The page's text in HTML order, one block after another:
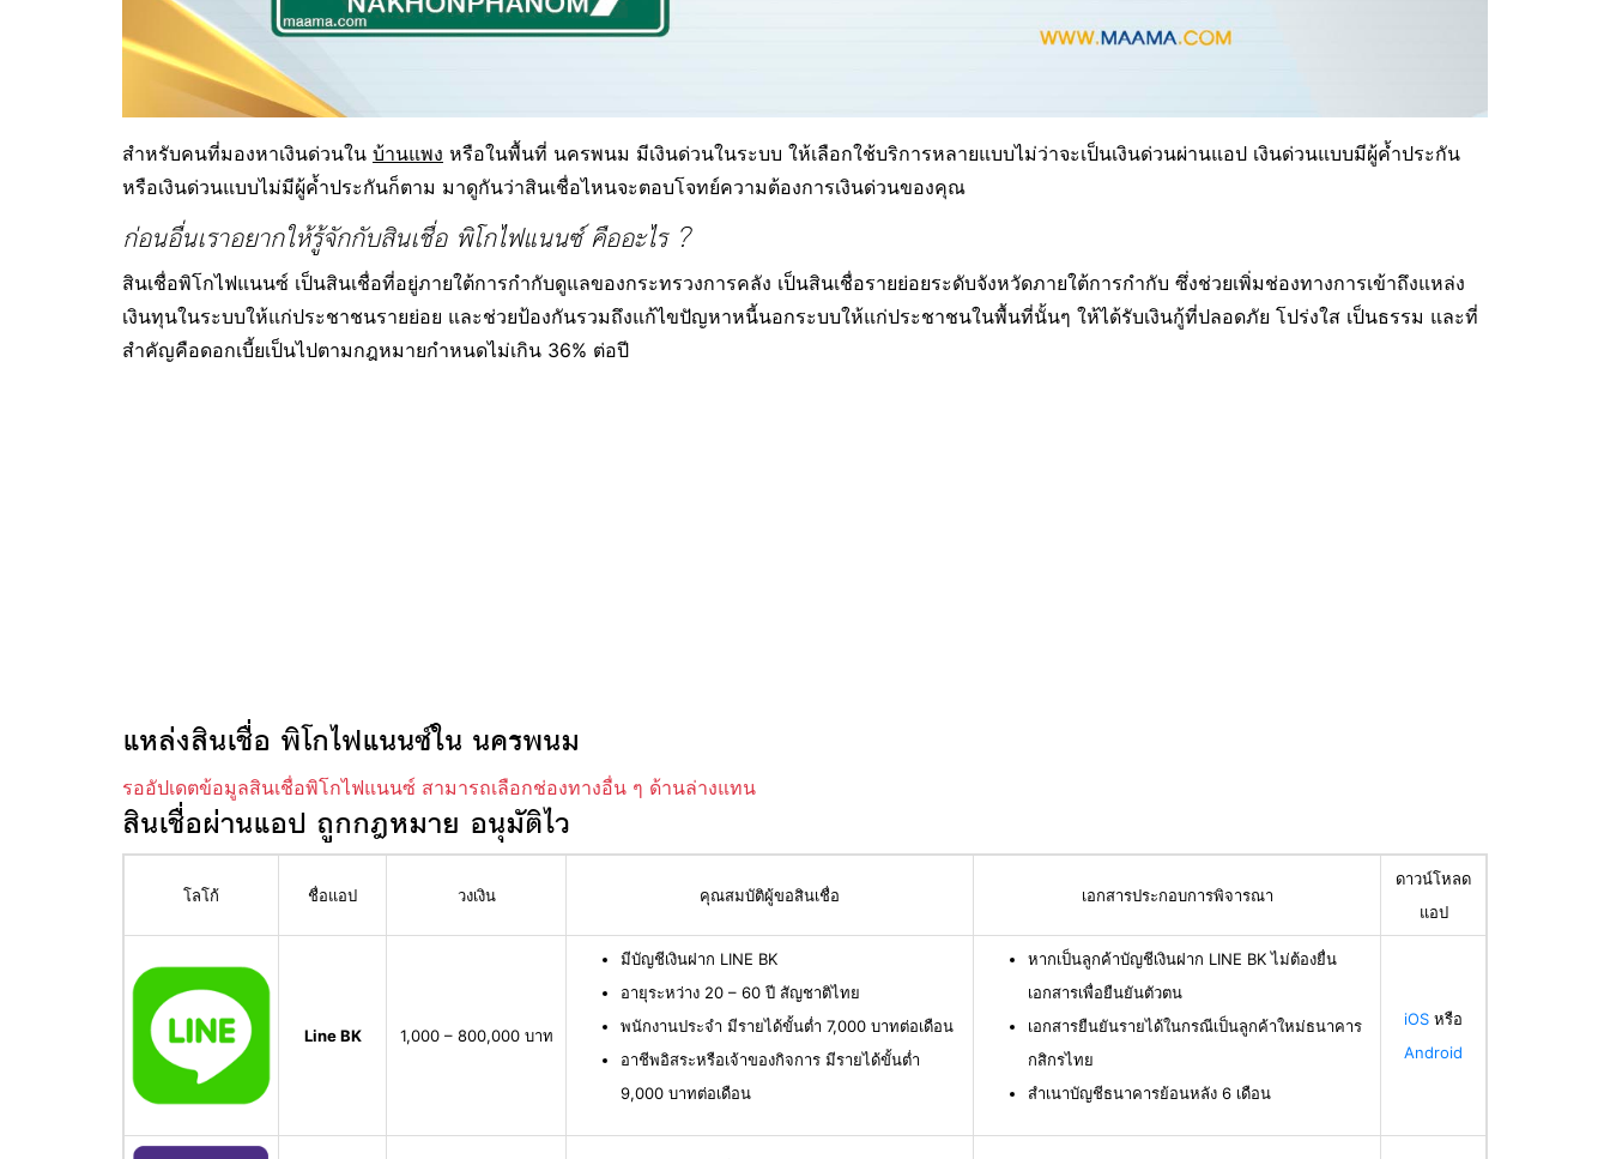
สำหรับคนที่มองหาเงินด่วนใน บ้านแพง หรือในพื้นที่ นครพนม มีเงินด่วนในระบบ ให้เลือกใช้บริการหลายแบบไม่ว่าจะเป็นเงินด่วนผ่านแอป เงินด่วนแบบมีผู้ค้ำประกัน
หรือเงินด่วนแบบไม่มีผู้ค้ำประกันก็ตาม มาดูกันว่าสินเชื่อไหนจะตอบโจทย์ความต้องการเงินด่วนของคุณ
ก่อนอื่นเราอยากให้รู้จักกับสินเชื่อ พิโกไฟแนนซ์ คืออะไร ?
สินเชื่อพิโกไฟแนนซ์ เป็นสินเชื่อที่อยู่ภายใต้การกำกับดูแลของกระทรวงการคลัง เป็นสินเชื่อรายย่อยระดับจังหวัดภายใต้การกำกับ ซึ่งช่วยเพิ่มช่องทางการเข้าถึงแหล่ง
เงินทุนในระบบให้แก่ประชาชนรายย่อย และช่วยป้องกันรวมถึงแก้ไขปัญหาหนี้นอกระบบให้แก่ประชาชนในพื้นที่นั้นๆ ให้ได้รับเงินกู้ที่ปลอดภัย โปร่งใส เป็นธรรม และที่
สำคัญคือดอกเบี้ยเป็นไปตามกฎหมายกำหนดไม่เกิน 36% ต่อปี
แหล่งสินเชื่อ พิโกไฟแนนซ์ใน นครพนม
รออัปเดตข้อมูลสินเชื่อพิโกไฟแนนซ์ สามารถเลือกช่องทางอื่น ๆ ด้านล่างแทน
สินเชื่อผ่านแอป ถูกกฎหมาย อนุมัติไว
โลโก้ ชื่อแอป วงเงิน คุณสมบัติผู้ขอสินเชื่อ เอกสารประกอบการพิจารณา
ดาวน์โหลด
แอป
Line BK 1,000 – 800,000 บาท
มีบัญชีเงินฝาก LINE BK
อายุระหว่าง 20 – 60 ปี สัญชาติไทย
พนักงานประจำ มีรายได้ขั้นต่ำ 7,000 บาทต่อเดือน
อาชีพอิสระหรือเจ้าของกิจการ มีรายได้ขั้นต่ำ
9,000 บาทต่อเดือน
หากเป็นลูกค้าบัญชีเงินฝาก LINE BK ไม่ต้องยื่น
เอกสารเพื่อยืนยันตัวตน
เอกสารยืนยันรายได้ในกรณีเป็นลูกค้าใหม่ธนาคาร
กสิกรไทย
สำเนาบัญชีธนาคารย้อนหลัง 6 เดือน
iOS หรือ
Android